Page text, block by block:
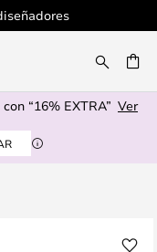
“16% EXTRA” Ver